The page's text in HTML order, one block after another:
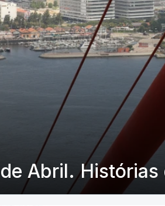
Abril. Histórias